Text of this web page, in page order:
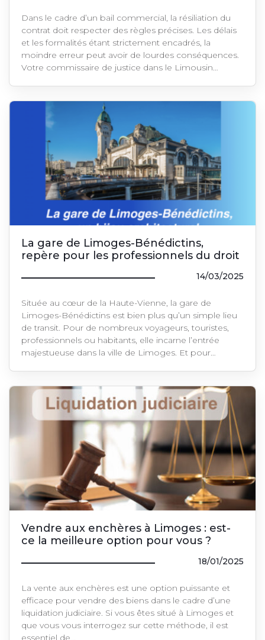
Dans le cadre d’un bail commercial, la résiliation du
contrat doit respecter des règles précises. Les délais
et les formalités étant strictement encadrés, la
moindre erreur peut avoir de lourdes conséquences.
Votre commissaire de justice dans le Limousin…
La gare de Limoges-Bénédictins,
repère pour les professionnels du droit
14/03/2025
Située au cœur de la Haute-Vienne, la gare de
Limoges-Bénédictins est bien plus qu’un simple lieu
de transit. Pour de nombreux voyageurs, touristes,
professionnels ou habitants, elle incarne l’entrée
majestueuse dans la ville de Limoges. Et pour…
Vendre aux enchères à Limoges : est-
ce la meilleure option pour vous ?
18/01/2025
La vente aux enchères est une option puissante et
efficace pour vendre des biens dans le cadre d’une
liquidation judiciaire. Si vous êtes situé à Limoges et
que vous vous interrogez sur cette méthode, il est